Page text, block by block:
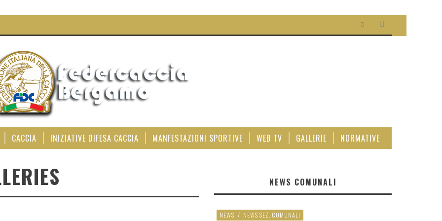
CACCIA INIZIATIVE DIFESA CACCIA MANFESTAZIONI SPORTIVE WEB TV GALLERIE NORMATIVE
NEWS COMUNALI
NEWS / NEWS SEZ. COMUNALI